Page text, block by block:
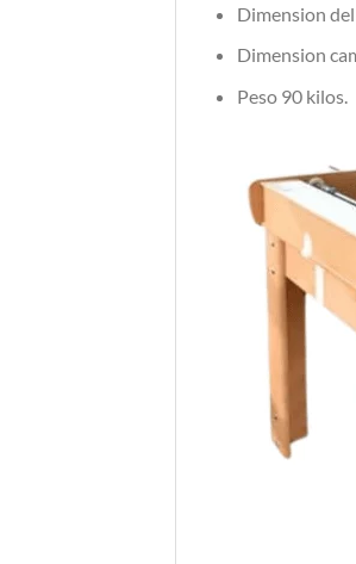
Dimension
Dimension
Peso 90 kilos.